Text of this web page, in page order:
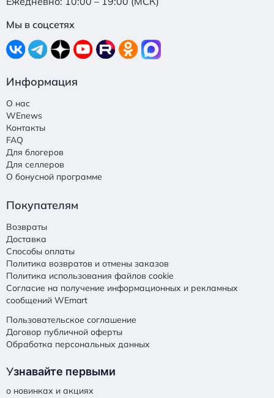
Мы в соцсетях
Информация
О нас
WEnews
Контакты
FAQ
Для блогеров
Для селлеров
О бонусной программе
Покупателям
Возвраты
Доставка
Способы оплаты
Политика возвратов и отмены заказов
Политика использования файлов cookie
Согласие на получение информационных и рекламных
сообщений WEmart
Пользовательское соглашение
Договор публичной оферты
Обработка персональных данных
Узнавайте первыми
о новинках и акциях